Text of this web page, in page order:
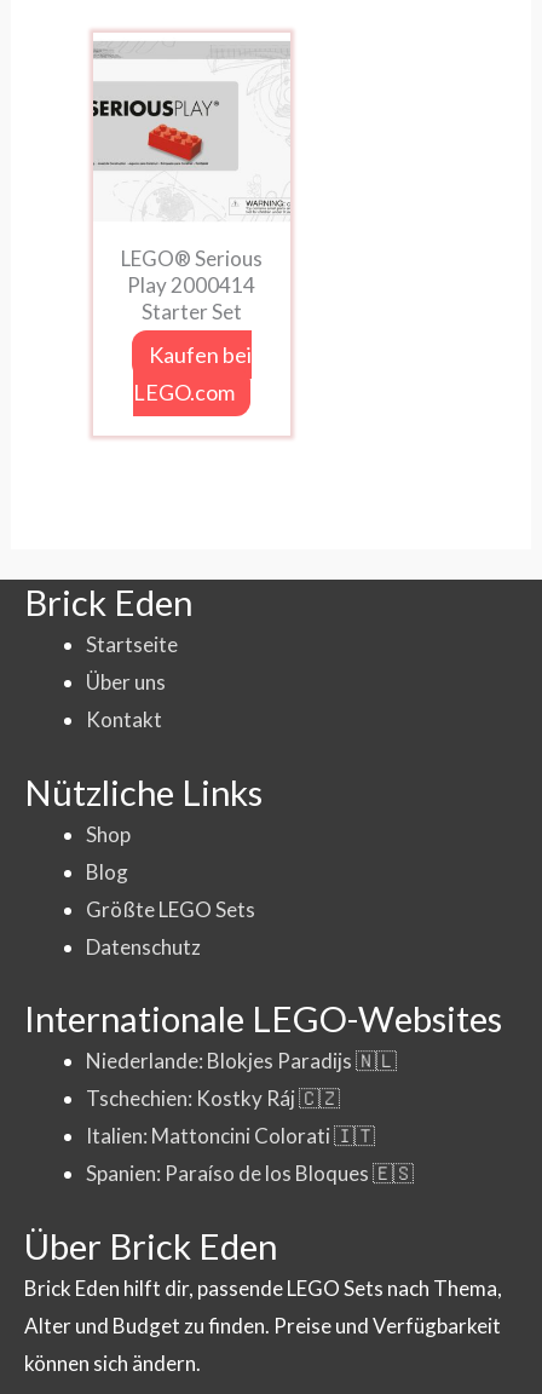
LEGO® Serious
Play 2000414
Starter Set
Kaufen bei
LEGO.com
Brick Eden
Startseite
Über uns
Kontakt
Nützliche Links
Shop
Blog
Größte LEGO Sets
Datenschutz
Internationale LEGO-Websites
Niederlande: Blokjes Paradijs 🇳🇱
Tschechien: Kostky Ráj 🇨🇿
Italien: Mattoncini Colorati 🇮🇹
Spanien: Paraíso de los Bloques 🇪🇸
Über Brick Eden
Brick Eden hilft dir, passende LEGO Sets nach Thema,
Alter und Budget zu finden. Preise und Verfügbarkeit
können sich ändern.